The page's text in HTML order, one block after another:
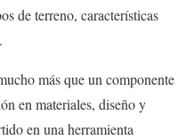
de terreno, características
más que un componente
en materiales, diseño y
en una herramienta